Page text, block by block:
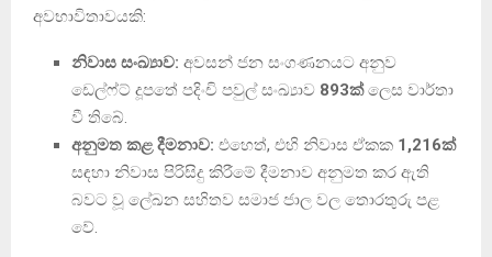
අවභාවිතාවයකි:
නිවාස සංඛ්‍යාව: අවසන් ජන සංගණනයට අනුව
ඩෙල්ෆ්ට් දූපතේ පදිංචි පවුල් සංඛ්‍යාව 893ක්ලෙස වාර්තා
වී තිබේ.
අනුමත කළ දීමනාව: එහෙත්, එහි නිවාස ඒකක 1,216ක්
සඳහා නිවාස පිරිසිදු කිරීමේ දීමනාව අනුමත කර ඇති
බවට වූ ලේඛන සහිතව සමාජ ජාල වල තොරතුරු පළ
වේ.